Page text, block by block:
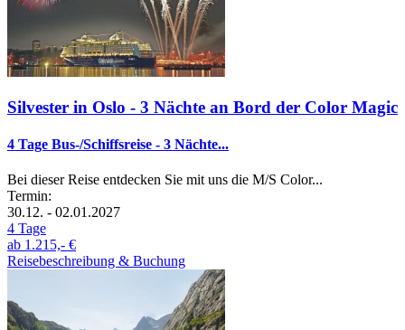
Silvester in Oslo - 3 Nächte an Bord der Color Magic
4 Tage Bus-/Schiffsreise - 3 Nächte...
Bei dieser Reise entdecken Sie mit uns die M/S Color...
Termin:
30.12. - 02.01.2027
4 Tage
ab 1.215,- €
Reisebeschreibung & Buchung